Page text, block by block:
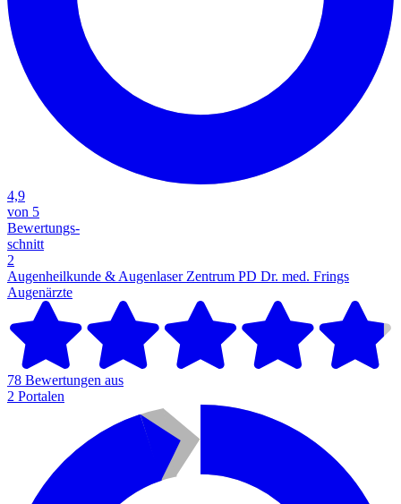
4,9
von 5
Bewertungs-
schnitt
2
Augenheilkunde & Augenlaser Zentrum PD Dr. med. Frings
Augenärzte
78 Bewertungen aus
2 Portalen